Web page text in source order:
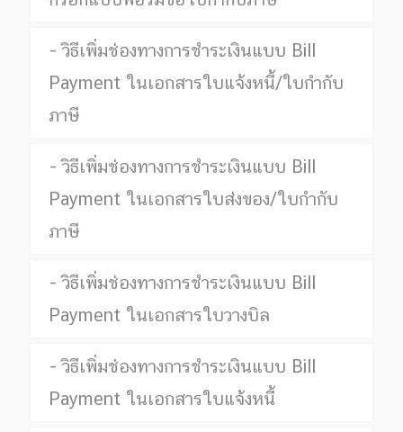
วิธีเพิ่มช่องทางการชำระเงินแบบ Bill
Payment ในเอกสารใบแจ้งหนี้/ใบกำกับ
ภาษี
วิธีเพิ่มช่องทางการชำระเงินแบบ Bill
Payment ในเอกสารใบส่งของ/ใบกำกับ
ภาษี
วิธีเพิ่มช่องทางการชำระเงินแบบ Bill
Payment ในเอกสารใบวางบิล
วิธีเพิ่มช่องทางการชำระเงินแบบ Bill
Payment ในเอกสารใบแจ้งหนี้